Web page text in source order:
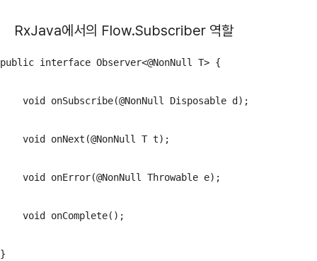
RxJava에서의 Flow.Subscriber 역할
public interface Observer<@NonNull T> {
    void onSubscribe(@NonNull Disposable d);
    void onNext(@NonNull T t);
    void onError(@NonNull Throwable e);
    void onComplete();
}